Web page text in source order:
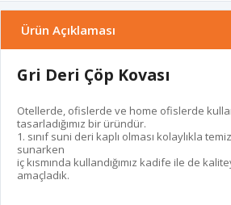
Ürün Açıklaması
Gri Deri Çöp Kovası
Otellerde, ofislerde ve home ofislerde
tasarladığımız bir üründür.
1. sınıf suni deri kaplı olması kolaylıkla
sunarken
iç kısmında kullandığımız kadife ile de
amaçladık.